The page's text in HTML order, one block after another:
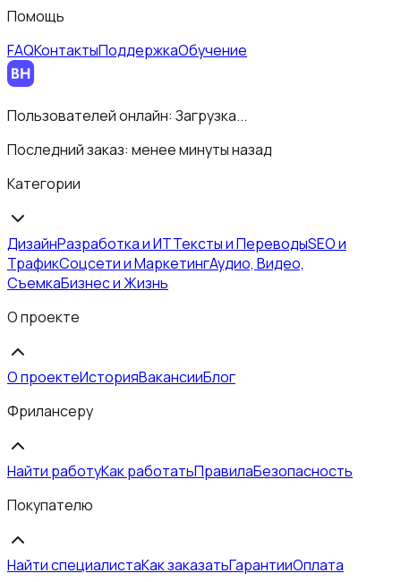
Помощь
FAQКонтактыПоддержкаОбучение
Пользователей онлайн: Загрузка...
Последний заказ: менее минуты назад
Категории
ДизайнРазработка и ИТТексты и ПереводыSEO и
ТрафикСоцсети и МаркетингАудио, Видео,
СъемкаБизнес и Жизнь
О проекте
О проектеИсторияВакансииБлог
Фрилансеру
Найти работуКак работатьПравилаБезопасность
Покупателю
Найти специалистаКак заказатьГарантииОплата